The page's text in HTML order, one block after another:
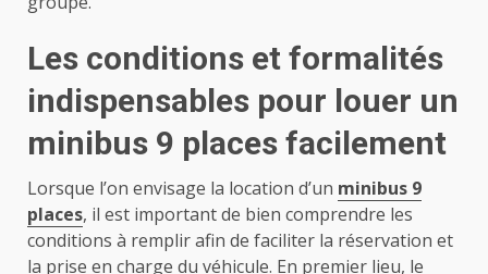
Les conditions et formalités
indispensables pour louer un
minibus 9 places facilement
Lorsque l’on envisage la location d’un minibus 9
places, il est important de bien comprendre les
conditions à remplir afin de faciliter la réservation et
la prise en charge du véhicule. En premier lieu, le